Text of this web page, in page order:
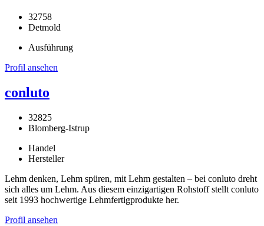
32758
Detmold
Ausführung
Profil ansehen
conluto
32825
Blomberg-Istrup
Handel
Hersteller
Lehm denken, Lehm spüren, mit Lehm gestalten – bei conluto dreht
sich alles um Lehm. Aus diesem einzigartigen Rohstoff stellt conluto
seit 1993 hochwertige Lehmfertigprodukte her.
Profil ansehen